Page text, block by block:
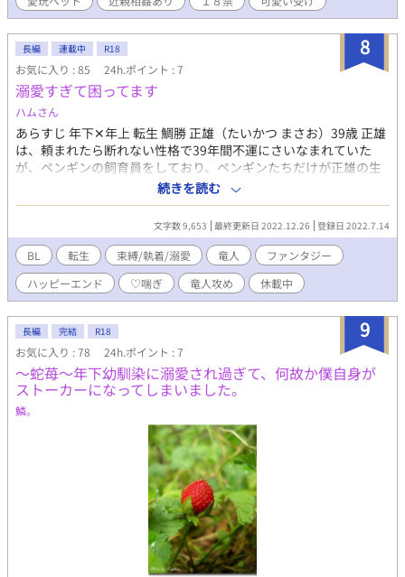
8
長編 連載中 R18
お気に入り : 85 24h.ポイント : 7
溺愛すぎて困ってます
ハムさん
あらすじ 年下‪✕‬年上 転生 鯛勝 正雄（たいかつ まさお）39歳 正雄
は、頼まれたら断れない性格で39年間不運にさいなまれていた
が、ペンギンの飼育員をしており、ペンギンたちだけが正雄の生
きがいだった。 ある日後輩に仕事を頼まれ朝帰りをしたのが運の
尽きだったようで正雄は、その日事故にあって死んでしまった。
意識が薄れていく中､誰かがなにか光ったものを持って自分に押し
付けてくると、視界全体が光に包まれ意識を失った……
続きを読む
文字数 9,653 最終更新日 2022.12.26 登録日 2022.7.14
BL 転生 束縛/執着/溺愛 竜人
ファンタジー
ハッピーエンド
♡喘ぎ 竜人攻め 休載中
9
長編 完結 R18
お気に入り : 78 24h.ポイント : 7
〜蛇苺〜年下幼馴染に溺愛され過ぎて、何故か僕自身が
ストーカーになってしまいました。
鱗。